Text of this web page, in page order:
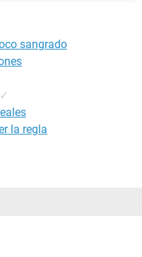
sangrado
✓
la regla